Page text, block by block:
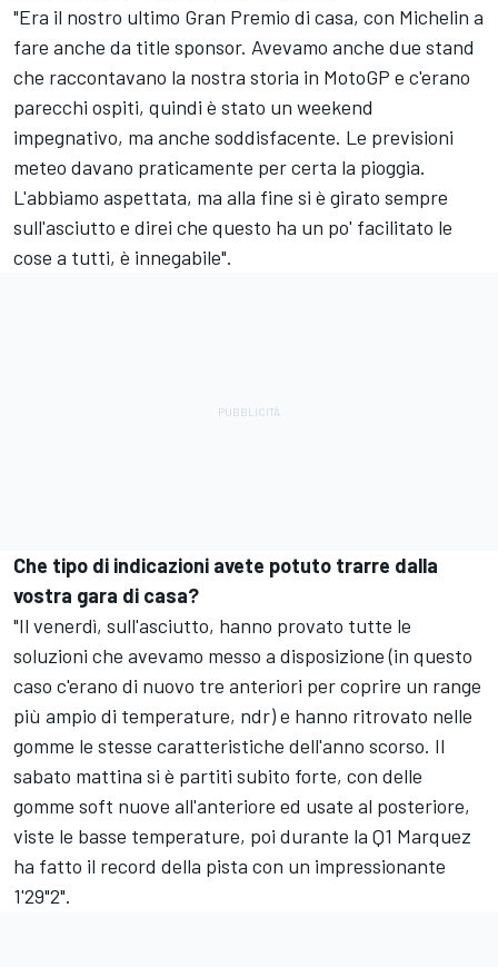
"Era il nostro ultimo Gran Premio di casa, con Michelin a
fare anche da title sponsor. Avevamo anche due stand
che raccontavano la nostra storia in MotoGP e c'erano
parecchi ospiti, quindi è stato un weekend
impegnativo, ma anche soddisfacente. Le previsioni
meteo davano praticamente per certa la pioggia.
L'abbiamo aspettata, ma alla fine si è girato sempre
sull'asciutto e direi che questo ha un po' facilitato le
cose a tutti, è innegabile".
Che tipo di indicazioni avete potuto trarre dalla
vostra gara di casa?
"Il venerdì, sull'asciutto, hanno provato tutte le
soluzioni che avevamo messo a disposizione (in questo
caso c'erano di nuovo tre anteriori per coprire un range
più ampio di temperature, ndr) e hanno ritrovato nelle
gomme le stesse caratteristiche dell'anno scorso. Il
sabato mattina si è partiti subito forte, con delle
gomme soft nuove all'anteriore ed usate al posteriore,
viste le basse temperature, poi durante la Q1 Marquez
ha fatto il record della pista con un impressionante
1'29"2".